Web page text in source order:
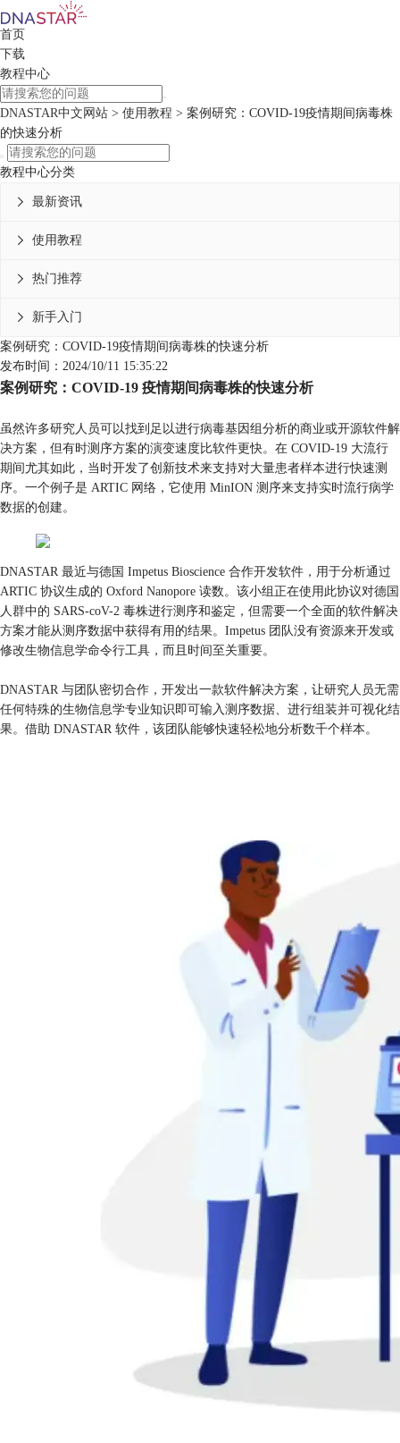
首页
下载
教程中心
DNASTAR中文网站 > 使用教程 > 案例研究：COVID-19疫情期间病毒株
的快速分析
教程中心分类
最新资讯

使用教程

热门推荐

新手入门

案例研究：COVID-19疫情期间病毒株的快速分析
发布时间：2024/10/11 15:35:22
案例研究：COVID-19 疫情期间病毒株的快速分析
虽然许多研究人员可以找到足以进行病毒基因组分析的商业或开源软件解
决方案，但有时测序方案的演变速度比软件更快。在 COVID-19 大流行
期间尤其如此，当时开发了创新技术来支持对大量患者样本进行快速测
序。一个例子是 ARTIC 网络，它使用 MinION 测序来支持实时流行病学
数据的创建。
DNASTAR 最近与德国 Impetus Bioscience 合作开发软件，用于分析通过
ARTIC 协议生成的 Oxford Nanopore 读数。该小组正在使用此协议对德国
人群中的 SARS-coV-2 毒株进行测序和鉴定，但需要一个全面的软件解决
方案才能从测序数据中获得有用的结果。Impetus 团队没有资源来开发或
修改生物信息学命令行工具，而且时间至关重要。
DNASTAR 与团队密切合作，开发出一款软件解决方案，让研究人员无需
任何特殊的生物信息学专业知识即可输入测序数据、进行组装并可视化结
果。借助 DNASTAR 软件，该团队能够快速轻松地分析数千个样本。